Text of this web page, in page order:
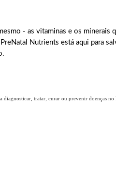
- as vitaminas e os minerais
Nutrients está aqui para
diagnosticar, tratar, curar ou prevenir doenças no